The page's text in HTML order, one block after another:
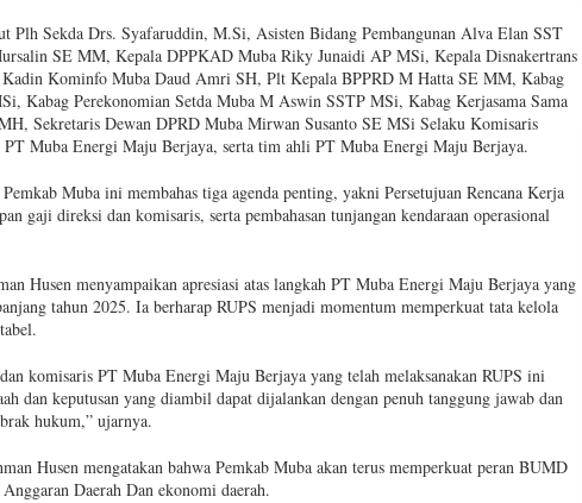
Plh Sekda Drs. Syafaruddin, M.Si, Asisten Bidang Pembangunan Alva Elan SST
SE MM, Kepala DPPKAD Muba Riky Junaidi AP MSi, Kepala Disnakertrans
Kominfo Muba Daud Amri SH, Plt Kepala BPPRD M Hatta SE MM, Kabag
Kabag Perekonomian Setda Muba M Aswin SSTP MSi, Kabag Kerjasama Sama
Sekretaris Dewan DPRD Muba Mirwan Susanto SE MSi Selaku Komisaris
Muba Energi Maju Berjaya, serta tim ahli PT Muba Energi Maju Berjaya.
Muba ini membahas tiga agenda penting, yakni Persetujuan Rencana Kerja
gaji direksi dan komisaris, serta pembahasan tunjangan kendaraan operasional
Husen menyampaikan apresiasi atas langkah PT Muba Energi Maju Berjaya yang
tahun 2025. Ia berharap RUPS menjadi momentum memperkuat tata kelola
komisaris PT Muba Energi Maju Berjaya yang telah melaksanakan RUPS ini
dan keputusan yang diambil dapat dijalankan dengan penuh tanggung jawab dan
hukum,” ujarnya.
Husen mengatakan bahwa Pemkab Muba akan terus memperkuat peran BUMD
Daerah Dan ekonomi daerah.